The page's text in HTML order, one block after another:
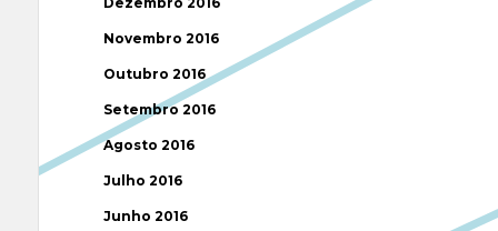
Novembro 2016
Outubro 2016
Setembro 2016
Agosto 2016
Julho 2016
Junho 2016